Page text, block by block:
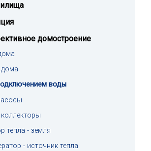
домостроение
воды
тепла - земля
- источник тепла